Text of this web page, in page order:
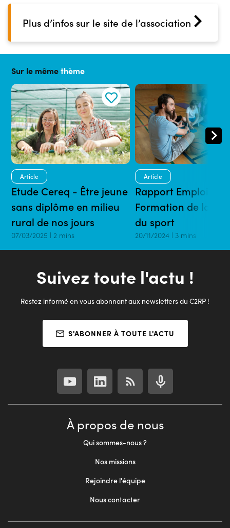
Plus d’infos sur le site de l’association
Sur le mêmethème
Article
Etude Cereq - Être jeune
sans diplôme en milieu
rural de nos jours
07/03/2025 | 2 mins
Article
Rapport Emploi-
Formation de la
du sport
20/11/2024 | 3 mins
Suivez toute l'actu !
Restez informé en vous abonnant aux newsletters du C2RP !
S'ABONNER À TOUTE L'ACTU
À propos de nous
Qui sommes-nous ?
Nos missions
Rejoindre l'équipe
Nous contacter